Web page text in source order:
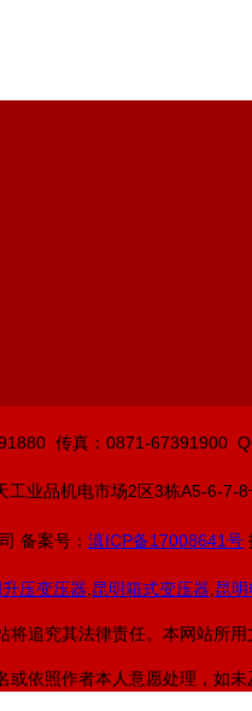
传真：0871-67391900
工业品机电市场2区3栋A5-6-7-8
备案号： 滇ICP备17008641号
压变压器 昆明箱式变压器 昆
追究其法律责任。本网站所
依照作者本人意愿处理，如未